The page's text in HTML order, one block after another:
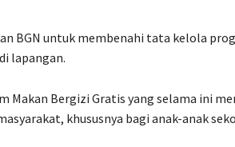
BGN untuk membenahi tata kelola
lapangan.
Makan Bergizi Gratis yang selama ini
khususnya bagi anak-anak